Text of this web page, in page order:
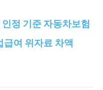
정 기준 자동차보험
급여 위자료 차액